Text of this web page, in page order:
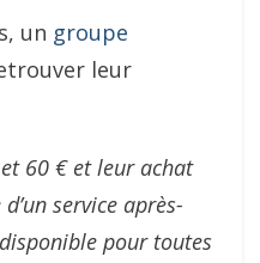
un groupe
leur
60 € et leur achat
service après-
pour toutes